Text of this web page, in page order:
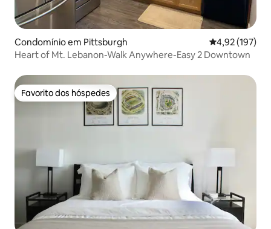
Condomínio em Pittsburgh Classificação
4,92 (197)
Heart of Mt. Lebanon-Walk Anywhere-Easy 2 Downtown
Favorito dos hóspedes
Favorito dos hóspedes